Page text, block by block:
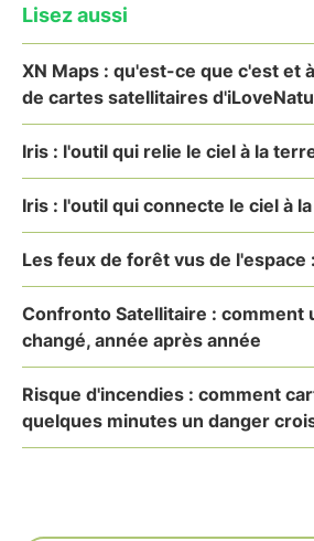
Lisez aussi
XN Maps : qu'est-ce que c'est et
de cartes satellitaires
Iris : l'outil qui relie le ciel à la
Iris : l'outil qui connecte le ciel à
Les feux de forêt vus de l'espace
Confronto Satellitaire : comment
changé, année après année
Risque d'incendies : comment
quelques minutes un danger